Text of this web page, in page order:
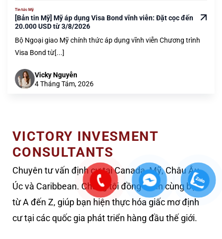
Tin tức Mỹ
[Bản tin Mỹ] Mỹ áp dụng Visa Bond vĩnh viễn: Đặt cọc đến
20.000 USD từ 3/8/2026
Bộ Ngoại giao Mỹ chính thức áp dụng vĩnh viễn Chương trình
Visa Bond từ[...]
Vicky Nguyễn
4 Tháng Tám, 2026
VICTORY INVESMENT
CONSULTANTS
Chuyên tư vấn định cư tại Canada, Mỹ, Châu Âu,
Úc và Caribbean. Chúng tôi đồng hành cùng bạn
từ A đến Z, giúp bạn hiện thực hóa giấc mơ định
cư tại các quốc gia phát triển hàng đầu thế giới.